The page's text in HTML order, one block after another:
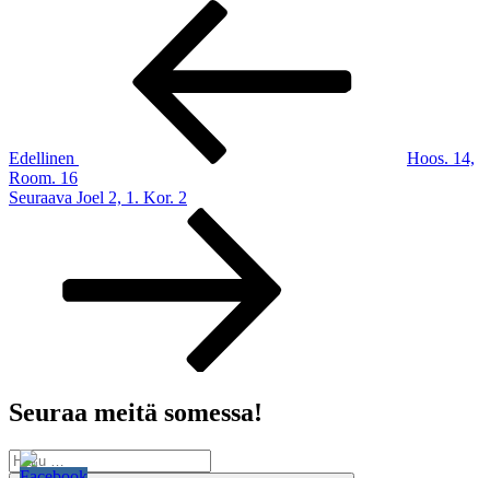
Edellinen
Hoos. 14,
Room. 16
Seuraava
Seuraava Joel 2, 1. Kor. 2
Seuraa meitä somessa!
Etsi: